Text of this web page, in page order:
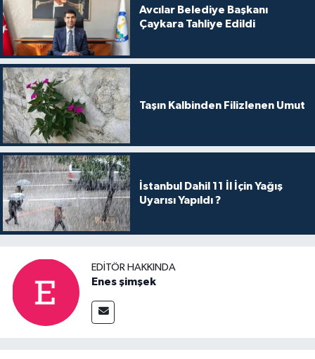
Avcılar Belediye Başkanı
Çaykara Tahliye Edildi
Taşın Kalbinden Filizlenen Umut
İstanbul Dahil 11 İl İçin Yağış
Uyarısı Yapıldı ?
EDITÖR HAKKINDA
Enes şimşek